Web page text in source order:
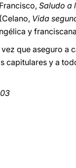
Saludo a
Vida
y
que aseguro a
capitulares y a